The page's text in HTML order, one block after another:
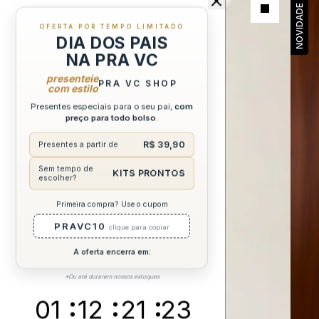
NOVIDADE NOVIDADE
OFERTA POR TEMPO LIMITADO
DIA DOS PAIS
NA PRA VC
presenteie
com estiloPRA VC SHOP
Presentes especiais para o seu pai, com
preço para todo bolso.
Presentes a partir de R$ 39,90
Sem tempo de
escolher?
KITS PRONTOS
Primeira compra? Use o cupom
PRAVC10 clique para copiar
A oferta encerra em:
*Ou até durarem nossos estoques
01 12 21 22